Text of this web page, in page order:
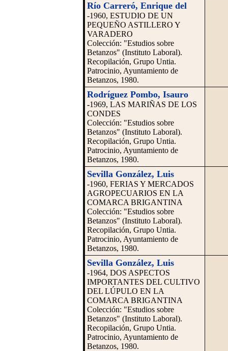
Río Carreró, Enrique del
-1960, ESTUDIO DE UN
PEQUEÑO ASTILLERO Y
VARADERO
Colección: "Estudios sobre
Betanzos" (Instituto Laboral).
Recopilación, Grupo Untia.
Patrocinio, Ayuntamiento de
Betanzos, 1980.
Rodríguez Pombo, Isauro
-1969, LAS MARIÑAS DE LOS
CONDES
Colección: "Estudios sobre
Betanzos" (Instituto Laboral).
Recopilación, Grupo Untia.
Patrocinio, Ayuntamiento de
Betanzos, 1980.
Sevilla González, Luis
-1960, FERIAS Y MERCADOS
AGROPECUARIOS EN LA
COMARCA BRIGANTINA
Colección: "Estudios sobre
Betanzos" (Instituto Laboral).
Recopilación, Grupo Untia.
Patrocinio, Ayuntamiento de
Betanzos, 1980.
Sevilla González, Luis
-1964, DOS ASPECTOS
IMPORTANTES DEL CULTIVO
DEL LÚPULO EN LA
COMARCA BRIGANTINA
Colección: "Estudios sobre
Betanzos" (Instituto Laboral).
Recopilación, Grupo Untia.
Patrocinio, Ayuntamiento de
Betanzos, 1980.